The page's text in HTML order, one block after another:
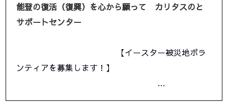
能登の復活（復興）を心から願って カリタスのと
サポートセンター
【イースター被災地ボラ
ンティアを募集します！】
…